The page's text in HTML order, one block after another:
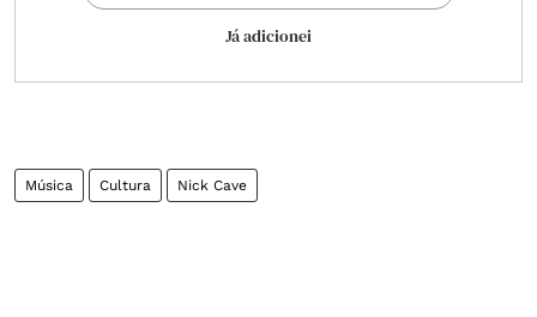
Já adicionei
Música Cultura Nick Cave